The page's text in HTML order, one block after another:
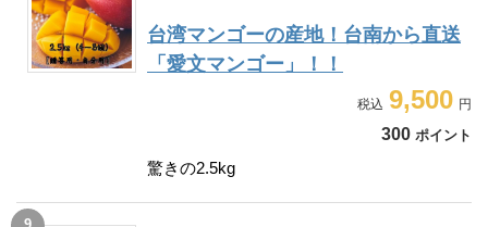
台湾マンゴーの産地！台南から直送
「愛文マンゴー」！！
9,500
300 ポイント
驚きの2.5kg